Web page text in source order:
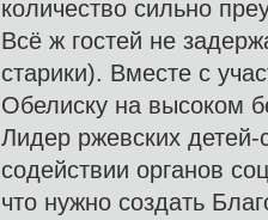
количество сильно
Всё ж гостей не
старики). Вместе с
Обелиску на высоком
Лидер ржевских
содействии органов
что нужно создать